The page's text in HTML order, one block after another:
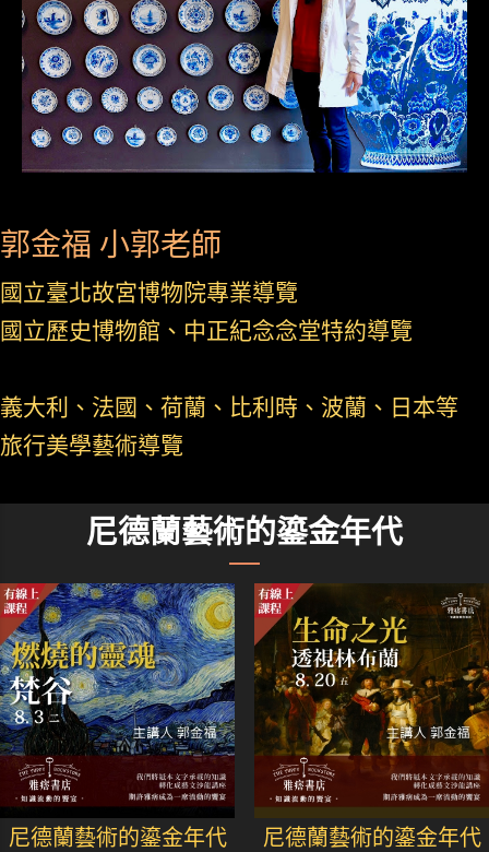
郭金福 小郭老師
國立臺北故宮博物院專業導覽
國立歷史博物館、中正紀念念堂特約導覽
義大利、法國、荷蘭、比利時、波蘭、日本等
旅行美學藝術導覽
尼德蘭藝術的鎏金年代
尼德蘭藝術的鎏金年代
尼德蘭藝術的鎏金年代